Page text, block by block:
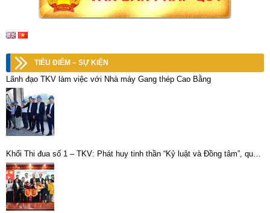
TIÊU ĐIỂM – SỰ KIỆN
Lãnh đạo TKV làm việc với Nhà máy Gang thép Cao Bằng
Khối Thi đua số 1 – TKV: Phát huy tinh thần “Kỷ luật và Đồng tâm”, quyết
tâm bứt phá trong năm 2026